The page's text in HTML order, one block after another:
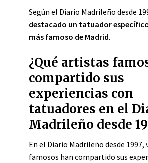
Según el Diario Madrileño desde
destacado un tatuador
más famoso de Madrid.
¿Qué artistas
compartido sus
experiencias con
tatuadores en el
Madrileño desde
En el Diario Madrileño desde
famosos han compartido sus